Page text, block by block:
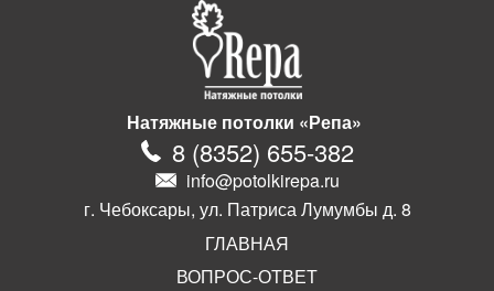
Натяжные потолки «Репа»
8 (8352) 655-382
info@potolkirepa.ru
г. Чебоксары, ул. Патриса Лумумбы д. 8
ГЛАВНАЯ
ВОПРОС-ОТВЕТ